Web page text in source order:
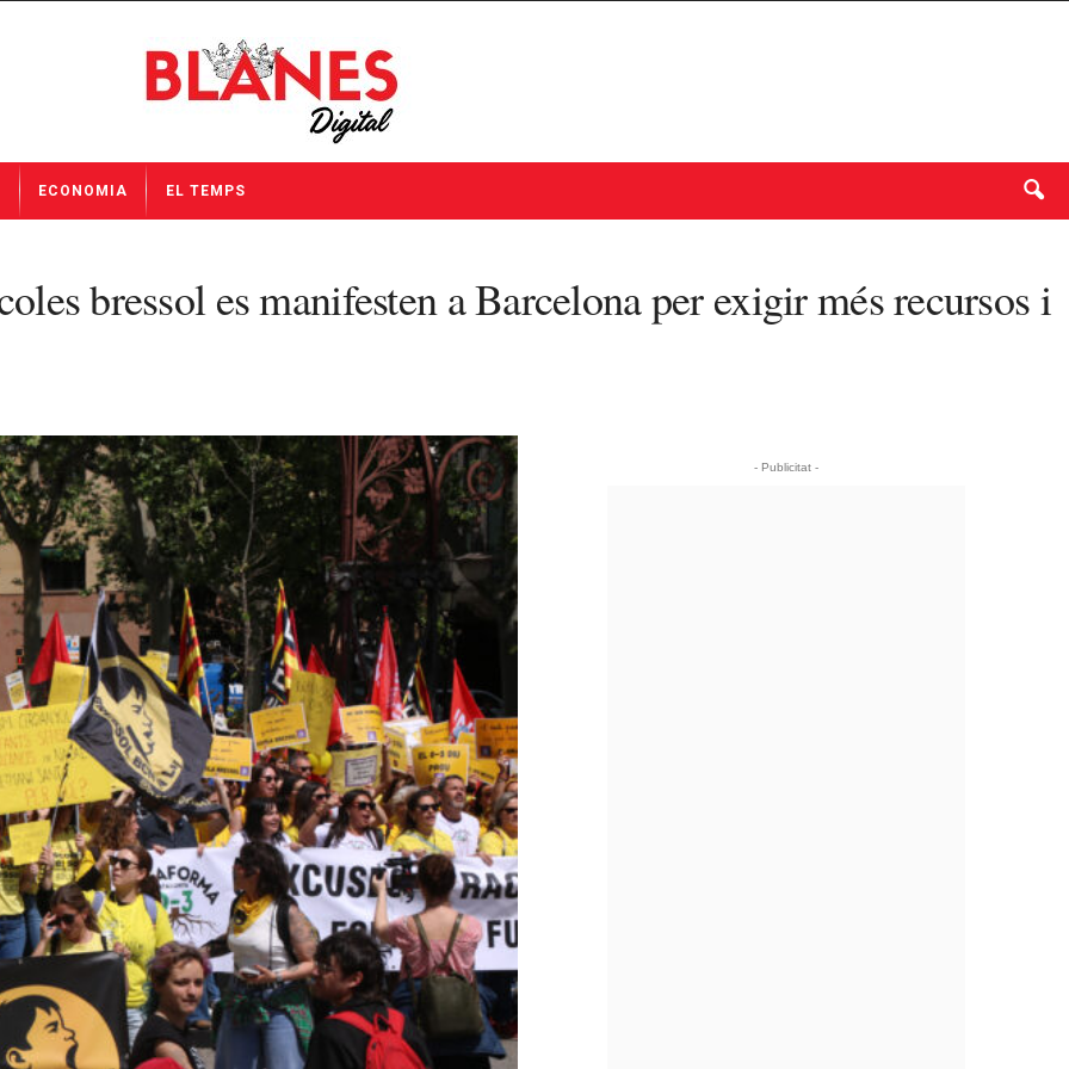
ECONOMIA EL TEMPS
bressol es manifesten a Barcelona per exigir més recursos i
- Publicitat -